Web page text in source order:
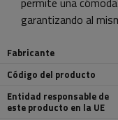
garantizando al
Fabricante
Código del producto
Entidad responsable de
este producto en la UE